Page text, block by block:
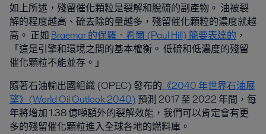
如上所述，殘留催化顆粒是裂解和脫硫的副產物。 油被裂
解的程度越高、硫去除的量越多，殘留催化顆粒的濃度就越
高。 正如 Braemar 的保羅．希爾 (Paul Hill) 簡要表達的 ，
「這是引擎和環境之間的基本權衡。 低硫和低濃度的殘留
催化顆粒不能並存。」
隨著石油輸出國組織 (OPEC) 發布的 《2040 年世界石油展
望》(World Oil Outlook 2040)預測 2017 至 2022 年間，每
年將增加 1.38 億噸額外的裂解效能，我們可以肯定會有更
多的殘留催化顆粒進入全球各地的燃料庫。